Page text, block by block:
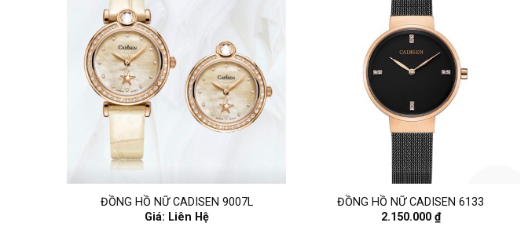
ĐỒNG HỒ NỮ CADISEN 9007L
Giá: Liên Hệ
ĐỒNG HỒ NỮ CADISEN 6133
2.150.000 ₫